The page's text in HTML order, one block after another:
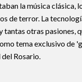
la música clásica,
de terror. La
tantas otras pasiones,
tema exclusivo de
Rosario.